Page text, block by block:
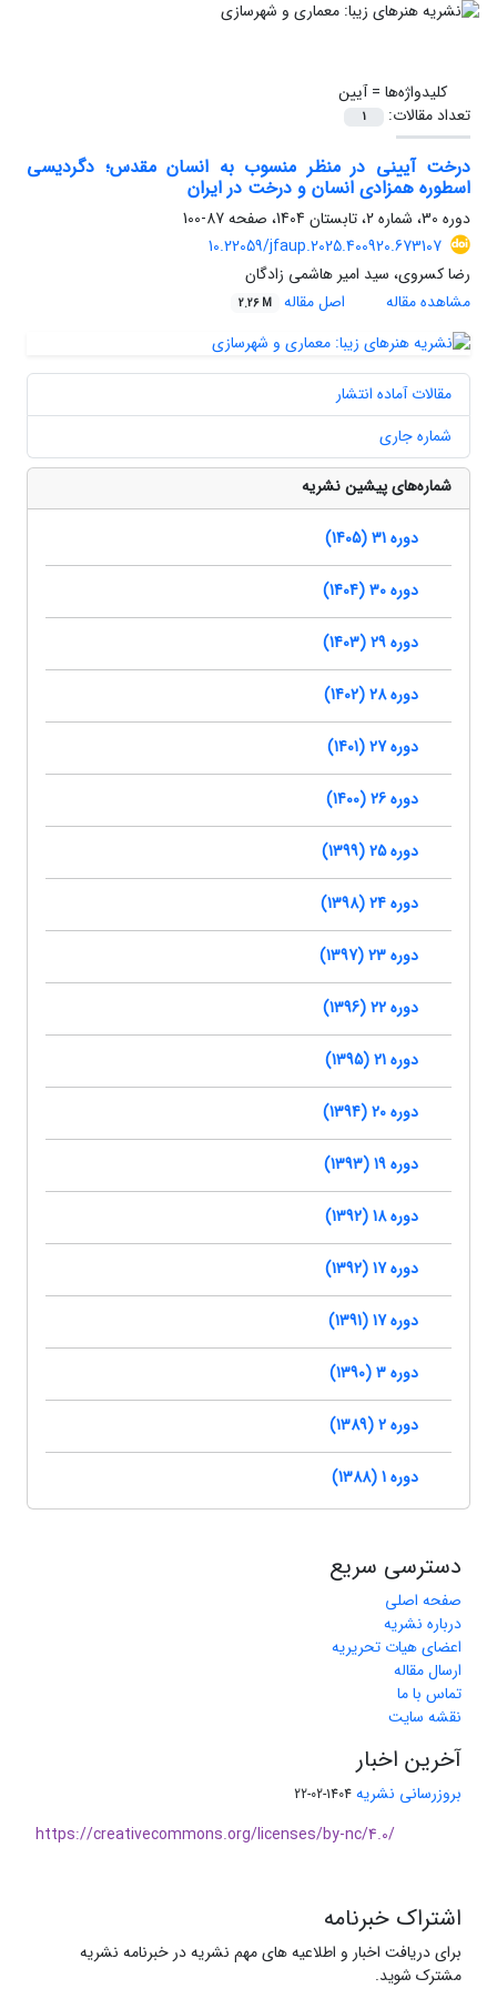
کلیدواژه‌ها =آیین
تعداد مقالات:
1
درخت آیینی در منظر منسوب به انسان مقدس؛ دگردیسی
اسطوره همزادی انسان و درخت در ایران
دوره 30، شماره 2، تابستان 1404، صفحه
87-100
10.22059/jfaup.2025.400920.673107
رضا کسروی، سید امیر هاشمی زادگان
مشاهده مقاله
اصل مقاله 2.26 M
مقالات آماده انتشار
شماره جاری
شماره‌های پیشین نشریه
دوره 31 (1405)
دوره 30 (1404)
دوره 29 (1403)
دوره 28 (1402)
دوره 27 (1401)
دوره 26 (1400)
دوره 25 (1399)
دوره 24 (1398)
دوره 23 (1397)
دوره 22 (1396)
دوره 21 (1395)
دوره 20 (1394)
دوره 19 (1393)
دوره 18 (1392)
دوره 17 (1392)
دوره 17 (1391)
دوره 3 (1390)
دوره 2 (1389)
دوره 1 (1388)
دسترسی سریع
صفحه اصلی
درباره نشریه
اعضای هیات تحریریه
ارسال مقاله
تماس با ما
نقشه سایت
آخرین اخبار
بروزرسانی نشریه 1404-02-22
https://creativecommons.org/licenses/by-nc/4.0/
اشتراک خبرنامه
برای دریافت اخبار و اطلاعیه های مهم نشریه در خبرنامه نشریه
مشترک شوید.